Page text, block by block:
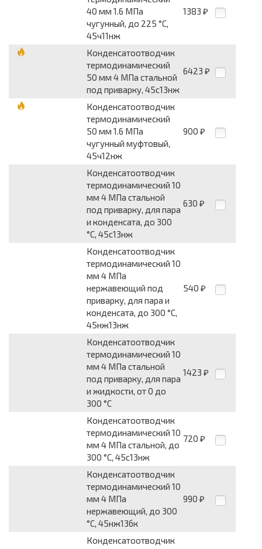
40 мм 1.6 МПа
чугунный, до 225 °С,
45ч11нж
1383 ₽
Конденсатоотводчик
термодинамический
50 мм 4 МПа стальной
под приварку, 45с13нж
6423 ₽
Конденсатоотводчик
термодинамический
50 мм 1.6 МПа
чугунный муфтовый,
45ч12нж
900 ₽
Конденсатоотводчик
термодинамический 10
мм 4 МПа стальной
под приварку, для пара
и конденсата, до 300
°С, 45с13нж
630 ₽
Конденсатоотводчик
термодинамический 10
мм 4 МПа
нержавеющий под
приварку, для пара и
конденсата, до 300 °С,
45нж13нж
540 ₽
Конденсатоотводчик
термодинамический 10
мм 4 МПа стальной
под приварку, для пара
и жидкости, от 0 до
300 °С
1423 ₽
Конденсатоотводчик
термодинамический 10
мм 4 МПа стальной, до
300 °С, 45с13нж
720 ₽
Конденсатоотводчик
термодинамический 10
мм 4 МПа
нержавеющий, до 300
°С, 45нж13бк
990 ₽
Конденсатоотводчик